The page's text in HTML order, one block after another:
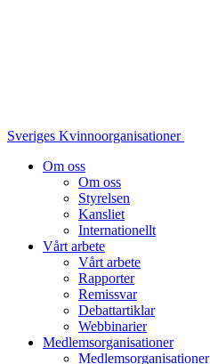
Sveriges Kvinnoorganisationer
Om oss
Om oss
Styrelsen
Kansliet
Internationellt
Vårt arbete
Vårt arbete
Rapporter
Remissvar
Debattartiklar
Webbinarier
Medlemsorganisationer
Medlemsorganisationer